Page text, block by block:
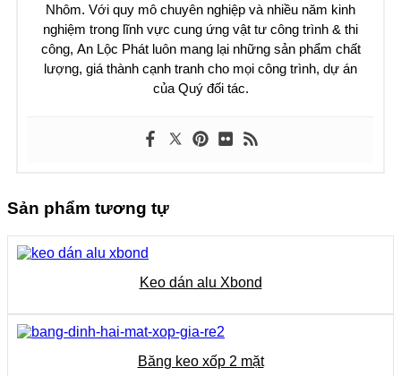
Nhôm. Với quy mô chuyên nghiệp và nhiều năm kinh
nghiệm trong lĩnh vực cung ứng vật tư công trình & thi
công, An Lộc Phátluôn mang lại những sản phẩm chất
lượng, giá thành cạnh tranh cho mọi công trình, dự án
của Quý đối tác.
Sản phẩm tương tự
Keo dán alu Xbond
Băng keo xốp 2 mặt